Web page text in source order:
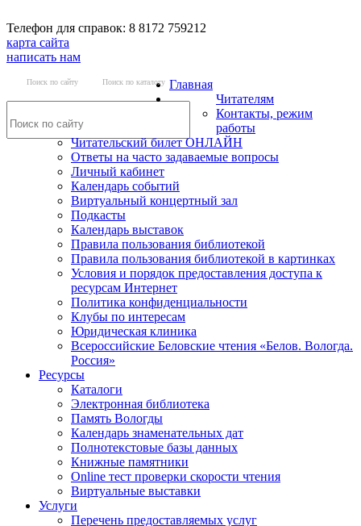
Телефон для справок: 8 8172 759212
карта сайта
написать нам
Поиск по сайту Поиск по каталогу Главная
Читателям
Контакты, режим
работы
Читательский билет ОНЛАЙН
Ответы на часто задаваемые вопросы
Личный кабинет
Календарь событий
Виртуальный концертный зал
Подкасты
Календарь выставок
Правила пользования библиотекой
Правила пользования библиотекой в картинках
Условия и порядок предоставления доступа к
ресурсам Интернет
Политика конфиденциальности
Клубы по интересам
Юридическая клиника
Всероссийские Беловские чтения «Белов. Вологда.
Россия»
Ресурсы
Каталоги
Электронная библиотека
Память Вологды
Календарь знаменательных дат
Полнотекстовые базы данных
Книжные памятники
Online тест проверки скорости чтения
Виртуальные выставки
Услуги
Перечень предоставляемых услуг